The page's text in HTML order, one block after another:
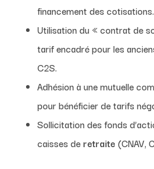
financement des cotisations.
Utilisation du « contrat de
tarif encadré pour les
C2S.
Adhésion à une mutuelle
pour bénéficier de tarifs
Sollicitation des fonds
caisses de retraite (CNAV,